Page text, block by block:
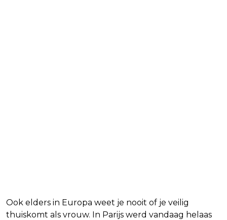
Ook elders in Europa weet je nooit of je veilig
thuiskomt als vrouw. In Parijs werd vandaag helaas